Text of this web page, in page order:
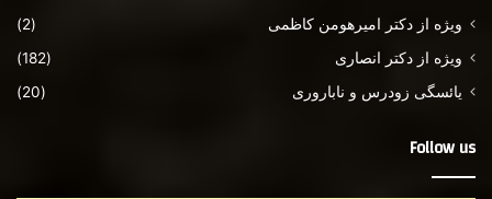
ویژه از دکتر امیرهومن کاظمی
(2)
ویژه از دکتر انصاری
(182)
یائسگی زودرس و ناباروری
(20)
Follow us